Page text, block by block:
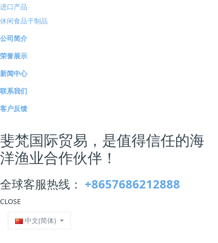
进口产品
休闲食品干制品
公司简介
荣誉展示
新闻中心
联系我们
客户反馈
斐梵国际贸易，是值得信任的海
洋渔业合作伙伴！
全球客服热线： +8657686212888
CLOSE
中文(简体)
浙江作为平台经济、数字经济大省，面对投诉举报量大
面广的实际，妥善处理这些纠纷成为提升治理能力的重
要课题。浙江省从完善机制入手强化流程规范，加大投
纷综合化解能力；强化数据分析运用，充分发挥投诉公
示数据的靶向作用，加强基层业务指导，积极破解涉网
投诉举报难题，协调相关区局投入资金加快数据贯通，
投诉按时初查率、按时办结率、举报按时核查率均高于
99.5%，排名全国前列，投诉调解成功率较年初提升22
个百分点。
浙江省市场监管局有关负责人表示：“当前，我们要深化
从维护人民群众根本利益出发，助力畅通国际国内双循